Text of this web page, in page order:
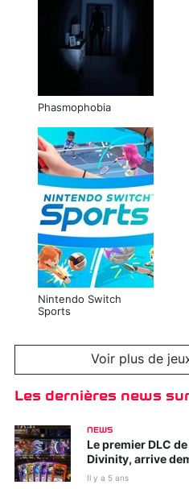
Phasmophobia
Nintendo Switch
Sports
Voir plus de
Les dernières news
NEWS
Le premier DLC
Divinity, arrive
Il y a 5 ans